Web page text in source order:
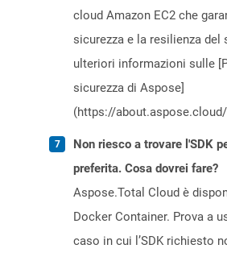
cloud Amazon EC2 che
sicurezza e la resilienza del
ulteriori informazioni sulle
sicurezza di Aspose]
(https://
Non riesco a trovare l'SDK
preferita. Cosa dovrei fare?
Aspose.Total Cloud è
Docker Container. Prova a
caso in cui l’SDK richiesto